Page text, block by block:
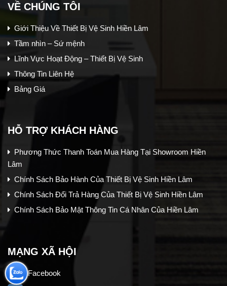
VỀ CHÚNG TÔI
Giới Thiệu Về Thiết Bị Vệ Sinh Hiền Lâm
Tầm nhìn – Sứ mệnh
Lĩnh Vực Hoạt Động – Thiết Bị Vệ Sinh
Thông Tin Liên Hệ
Bảng Giá
HỖ TRỢ KHÁCH HÀNG
Phương Thức Thanh Toán Mua Hàng Tại Showroom Hiền
Lâm
Chính Sách Bảo Hành Của Thiết Bị Vệ Sinh Hiền Lâm
Chính Sách Đổi Trả Hàng Của Thiết Bị Vệ Sinh Hiền Lâm
Chính Sách Bảo Mật Thông Tin Cá Nhân Của Hiền Lâm
MẠNG XÃ HỘI
Facebook